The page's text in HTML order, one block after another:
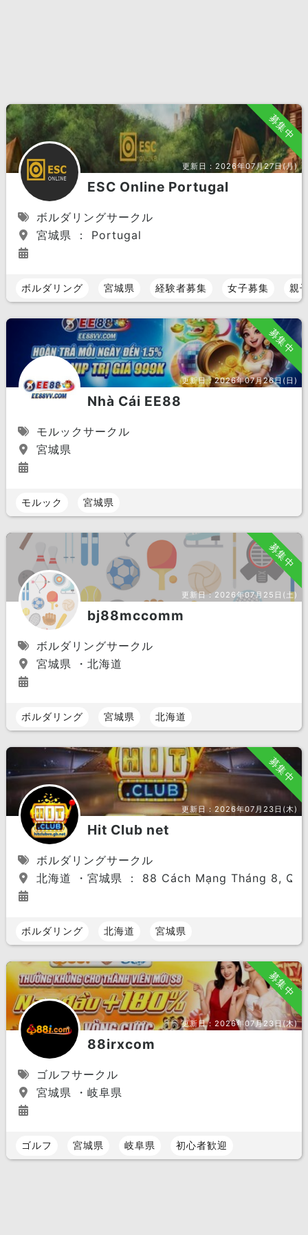
募集中
更新日： 2026年07月27日(月)
ESC Online Portugal
ボルダリングサークル
宮城県 ： Portugal
ボルダリング 宮城県 経験者募集 女子募集 親
募集中
更新日：2026年07月26日(日)
Nhà Cái EE88
モルックサークル
宮城県
モルック 宮城県
募集中
更新日：2026年07月25日(土)
bj88mccomm
ボルダリングサークル
宮城県 ・北海道
ボルダリング 宮城県 北海道
募集中
更新日： 2026年07月23日(木)
Hit Club net
ボルダリングサークル
北海道 ・宮城県 ： 88 Cách Mạng Tháng 8,
ボルダリング 北海道 宮城県
募集中
更新日： 2026年07月23日(木)
88irxcom
ゴルフサークル
宮城県 ・岐阜県
ゴルフ 宮城県 岐阜県 初心者歓迎